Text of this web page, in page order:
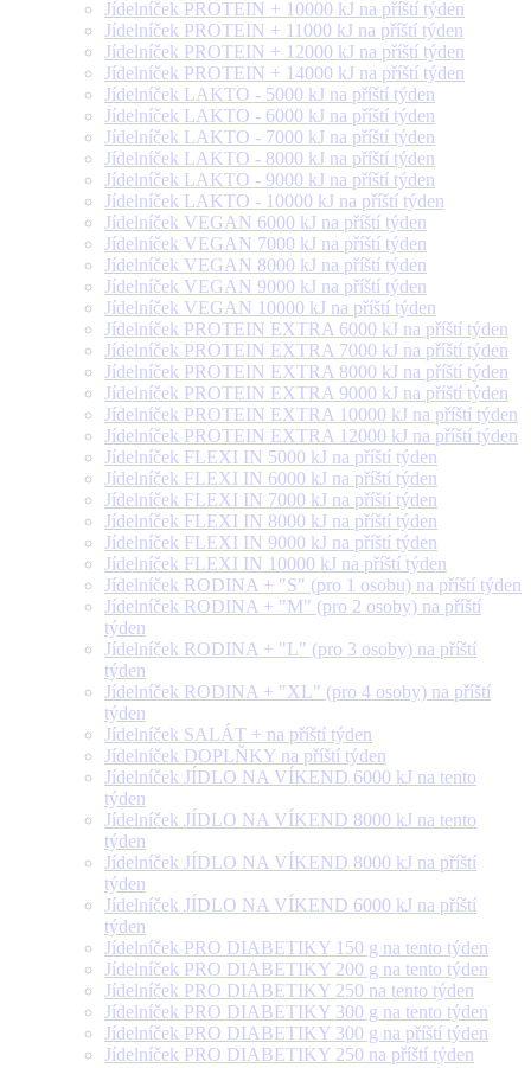
Jídelníček PROTEIN + 10000 kJ na příští týden
Jídelníček PROTEIN + 11000 kJ na příští týden
Jídelníček PROTEIN + 12000 kJ na příští týden
Jídelníček PROTEIN + 14000 kJ na příští týden
Jídelníček LAKTO - 5000 kJ na příští týden
Jídelníček LAKTO - 6000 kJ na příští týden
Jídelníček LAKTO - 7000 kJ na příští týden
Jídelníček LAKTO - 8000 kJ na příští týden
Jídelníček LAKTO - 9000 kJ na příští týden
Jídelníček LAKTO - 10000 kJ na příští týden
Jídelníček VEGAN 6000 kJ na příští týden
Jídelníček VEGAN 7000 kJ na příští týden
Jídelníček VEGAN 8000 kJ na příští týden
Jídelníček VEGAN 9000 kJ na příští týden
Jídelníček VEGAN 10000 kJ na příští týden
Jídelníček PROTEIN EXTRA 6000 kJ na příští týden
Jídelníček PROTEIN EXTRA 7000 kJ na příští týden
Jídelníček PROTEIN EXTRA 8000 kJ na příští týden
Jídelníček PROTEIN EXTRA 9000 kJ na příští týden
Jídelníček PROTEIN EXTRA 10000 kJ na příští týden
Jídelníček PROTEIN EXTRA 12000 kJ na příští týden
Jídelníček FLEXI IN 5000 kJ na příští týden
Jídelníček FLEXI IN 6000 kJ na příští týden
Jídelníček FLEXI IN 7000 kJ na příští týden
Jídelníček FLEXI IN 8000 kJ na příští týden
Jídelníček FLEXI IN 9000 kJ na příští týden
Jídelníček FLEXI IN 10000 kJ na příští týden
Jídelníček RODINA + "S" (pro 1 osobu) na příští týden
Jídelníček RODINA + "M" (pro 2 osoby) na příští
týden
Jídelníček RODINA + "L" (pro 3 osoby) na příští
týden
Jídelníček RODINA + "XL" (pro 4 osoby) na příští
týden
Jídelníček SALÁT + na příští týden
Jídelníček DOPLŇKY na příští týden
Jídelníček JÍDLO NA VÍKEND 6000 kJ na tento
týden
Jídelníček JÍDLO NA VÍKEND 8000 kJ na tento
týden
Jídelníček JÍDLO NA VÍKEND 8000 kJ na příští
týden
Jídelníček JÍDLO NA VÍKEND 6000 kJ na příští
týden
Jídelníček PRO DIABETIKY 150 g na tento týden
Jídelníček PRO DIABETIKY 200 g na tento týden
Jídelníček PRO DIABETIKY 250 na tento týden
Jídelníček PRO DIABETIKY 300 g na tento týden
Jídelníček PRO DIABETIKY 300 g na příští týden
Jídelníček PRO DIABETIKY 250 na příští týden